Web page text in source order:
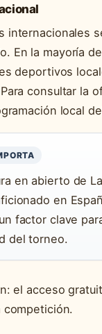
internacionales
En la mayoría
deportivos
consultar la
local
en abierto de
en
factor clave
del torneo.
el acceso
competición.